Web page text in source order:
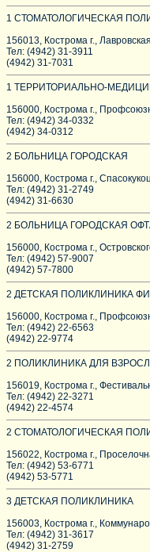
1 СТОМАТОЛОГИЧЕСКАЯ
156013, Кострома г.,
Тел: (4942) 31-3911
(4942) 31-7031
1 ТЕРРИТОРИАЛЬНО-
156000, Кострома г.,
Тел: (4942) 34-0332
(4942) 34-0312
2 БОЛЬНИЦА ГОРОДСКАЯ
156000, Кострома г.,
Тел: (4942) 31-2749
(4942) 31-6630
2 БОЛЬНИЦА ГОРОДСКАЯ
156000, Кострома г.,
Тел: (4942) 57-9007
(4942) 57-7800
2 ДЕТСКАЯ ПОЛИКЛИНИКА
156000, Кострома г.,
Тел: (4942) 22-6563
(4942) 22-9774
2 ПОЛИКЛИНИКА ДЛЯ
156019, Кострома г.,
Тел: (4942) 22-3271
(4942) 22-4574
2 СТОМАТОЛОГИЧЕСКАЯ
156022, Кострома г.,
Тел: (4942) 53-6771
(4942) 53-5771
3 ДЕТСКАЯ ПОЛИКЛИНИКА
156003, Кострома г.,
Тел: (4942) 31-3617
(4942) 31-2759